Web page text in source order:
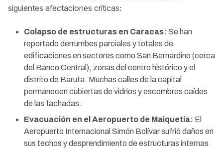
siguientes afectaciones críticas:
Colapso de estructuras en Caracas: Se han
reportado derrumbes parciales y totales de
edificaciones en sectores como San Bernardino (cerca
del Banco Central), zonas del centro histórico y el
distrito de Baruta. Muchas calles de la capital
permanecen cubiertas de vidrios y escombros caídos
de las fachadas.
Evacuación en el Aeropuerto de Maiquetía: El
Aeropuerto Internacional Simón Bolívar sufrió daños en
sus techos y desprendimiento de estructuras internas